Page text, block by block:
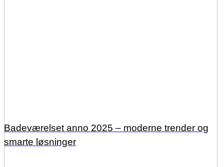
Badeværelset anno 2025 – moderne trender og
smarte løsninger